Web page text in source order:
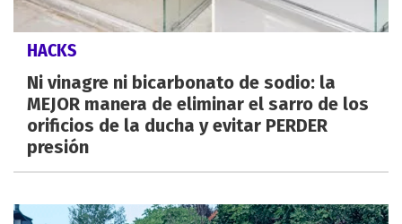
HACKS
Ni vinagre ni bicarbonato de sodio: la
MEJOR manera de eliminar el sarro de los
orificios de la ducha y evitar PERDER
presión